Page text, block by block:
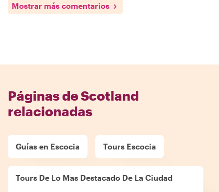
Mostrar más comentarios
Páginas de Scotland
relacionadas
Guías en Escocia Tours Escocia
Tours De Lo Mas Destacado De La Ciudad